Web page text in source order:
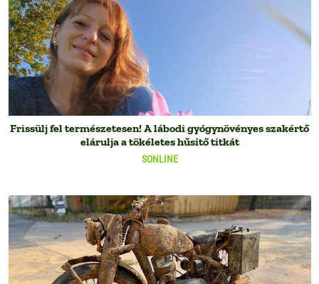
SONLINE
Frissülj fel természetesen! A lábodi gyógynövényes szakértő
elárulja a tökéletes hűsítő titkát